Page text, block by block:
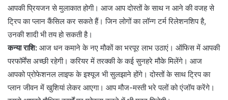
आपकी प्रियजन से मुलाकात होगी। आज आप दोस्तों के साथ न आने की वजह से
ट्रिप का प्लान कैंसिल कर सकते हैं। जिन लोगों का लॉन्ग टर्म रिलेशनशिप है,
उनकी शादी भी तय हो सकती है।
कन्या राशि: आज धन कमाने के नए मौकों का भरपूर लाभ उठाएं। ऑफिस में आपकी
परफॉर्मेंस अच्छी रहेगी। करियर में तरक्की के कई सुनहरे मौके मिलेंगे। आज
आपको प्रोफेशनल लाइफ के इश्यूज भी सुलझाने होंगे। दोस्तों के साथ ट्रिप का
प्लान जीवन में खुशियां लेकर आएगा। आप मौज-मस्ती भरे पलों को एंजॉय करेंगे।